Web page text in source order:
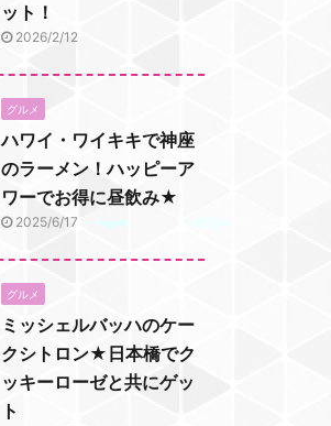
ット！
2026/2/12
グルメ
ハワイ・ワイキキで神座
のラーメン！ハッピーア
ワーでお得に昼飲み★
2025/6/17
グルメ
ミッシェルバッハのケー
クシトロン★日本橋でク
ッキーローゼと共にゲッ
ト